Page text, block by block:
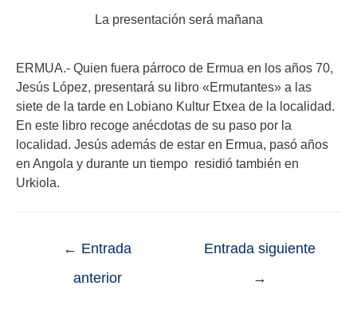
La presentación será mañana
ERMUA.- Quien fuera párroco de Ermua en los años 70,
Jesús López, presentará su libro «Ermutantes» a las
siete de la tarde en Lobiano Kultur Etxea de la localidad.
En este libro recoge anécdotas de su paso por la
localidad. Jesús además de estar en Ermua, pasó años
en Angola y durante un tiempo residió también en
Urkiola.
← Entrada
anterior
Entrada siguiente
→